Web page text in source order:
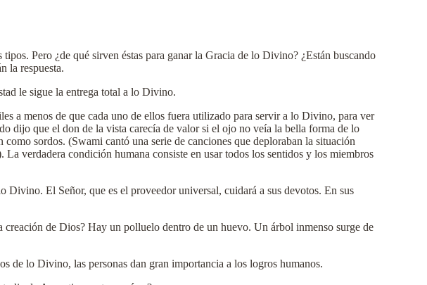
Pero ¿de qué sirven éstas para ganar la Gracia de lo Divino? ¿Están buscando
la respuesta.
le sigue la entrega total a lo Divino.
a menos de que cada uno de ellos fuera utilizado para servir a lo Divino, para ver
dijo que el don de la vista carecía de valor si el ojo no veía la bella forma de lo
sordos. (Swami cantó una serie de canciones que deploraban la situación
verdadera condición humana consiste en usar todos los sentidos y los miembros
El Señor, que es el proveedor universal, cuidará a sus devotos. En sus
de Dios? Hay un polluelo dentro de un huevo. Un árbol inmenso surge de
de lo Divino, las personas dan gran importancia a los logros humanos.